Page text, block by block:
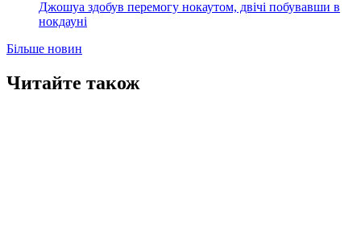
Джошуа здобув перемогу нокаутом, двічі побувавши в
нокдауні
Більше новин
Читайте також